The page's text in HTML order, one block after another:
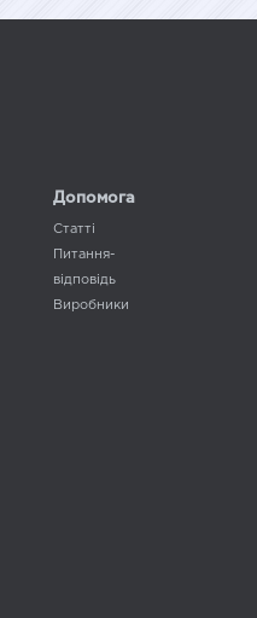
Допомога
Статті
Питання-
відповідь
Виробники